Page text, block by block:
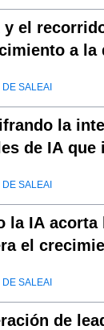
y el
a la
SALEAI
la
de IA que
SALEAI
la IA
el
SALEAI
de